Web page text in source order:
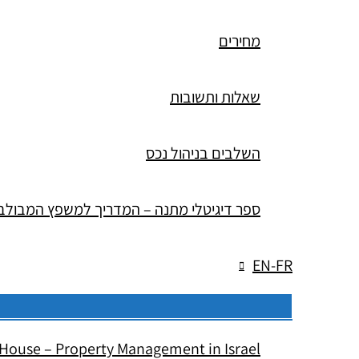
מחירים
שאלות ותשובות
השלבים בניהול נכס
ספר דיגיטלי מתנה – המדריך למשפץ
EN-FR
– Property Management in Israel